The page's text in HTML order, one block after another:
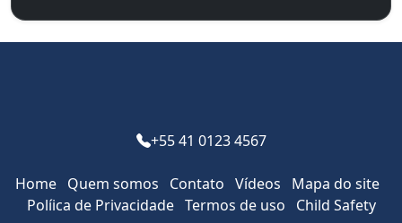
+55 41 0123 4567
Home Quem somos Contato Vídeos
Mapa do site
Pol­íica de Privacidade Termos de uso Child Safety